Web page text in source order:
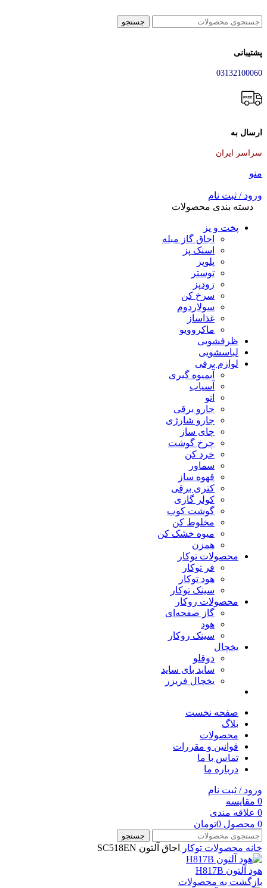
جستجو
پشتیبانی
03132100060
ارسال به
سراسر ایران
منو
ورود / ثبت نام
دسته بندی محصولات
پخت و پز
اجاق گاز مبله
اسنک پز
پلوپز
توستر
زودپز
سرخ کن
سولاردوم
غذاساز
ماکروویو
ظرفشویی
لباسشویی
لوازم برقی
آبمیوه گیری
آسیاب
اتو
جارو برقی
جارو شارژی
چای ساز
چرخ گوشت
خرد کن
سماور
قهوه ساز
کتری برقی
کولر گازی
گوشت کوب
مخلوط کن
میوه خشک کن
همزن
محصولات توکار
فر توکار
هود توکار
سینک توکار
محصولات روکار
گاز صفحه‌ای
هود
سینک روکار
یخچال
دوقلو
ساید بای ساید
یخچال فریزر
صفحه نخست
بلاگ
محصولات
قوانین و مقررات
تماس با ما
درباره ما
ورود / ثبت نام
0 مقایسه
0 علاقه مندی
0 محصول 0تومان
جستجو
خانه محصولات توکار اجاق آلتون SC518EN
هود آلتون H817B
بازگشت به محصولات